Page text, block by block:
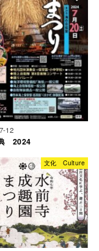
12
2024
文化 Culture